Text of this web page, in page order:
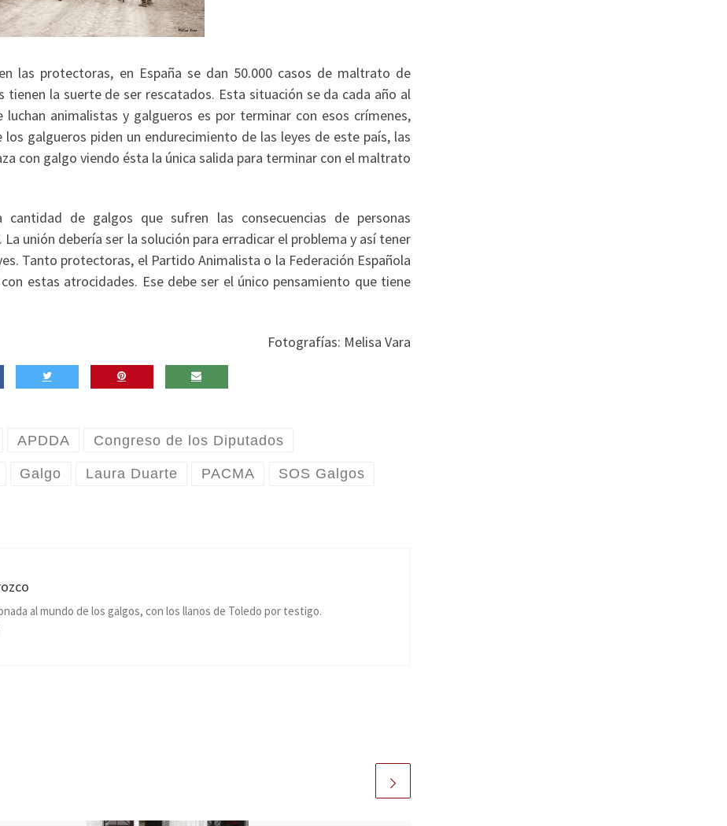
las protectoras, en España se dan 50.000 casos de maltrato de
tienen la suerte de ser rescatados. Esta situación se da cada año al
animalistas y galgueros es por terminar con esos crímenes,
galgueros piden un endurecimiento de las leyes de este país, las
con galgo viendo ésta la única salida para terminar con el maltrato
de galgos que sufren las consecuencias de personas
unión debería ser la solución para erradicar el problema y así tener
Tanto protectoras, el Partido Animalista o la Federación Española
estas atrocidades. Ese debe ser el único pensamiento que tiene
Fotografías: Melisa Vara
APDDA Congreso de los Diputados
Galgo Laura Duarte PACMA SOS Galgos
al mundo de los galgos, con los llanos de Toledo por testigo.